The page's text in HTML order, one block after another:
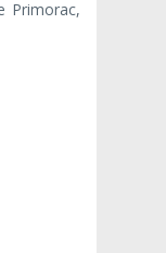
Primorac,